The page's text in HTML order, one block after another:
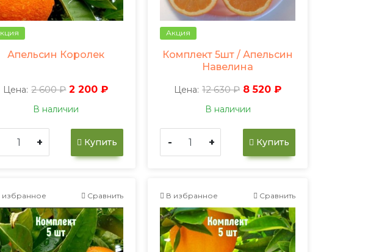
Апельсин Королек
Цена: 2 600 ₽ 2 200 ₽
В наличии
+ Купить
Акция
Комплект 5шт / Апельсин
Навелина
Цена: 12 630 ₽ 8 520 ₽
В наличии
- + Купить
избранное Сравнить В избранное Сравнить